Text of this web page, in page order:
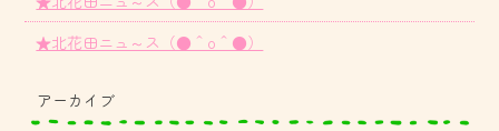
★北花田ニュ～ス（●＾o＾●）
アーカイブ